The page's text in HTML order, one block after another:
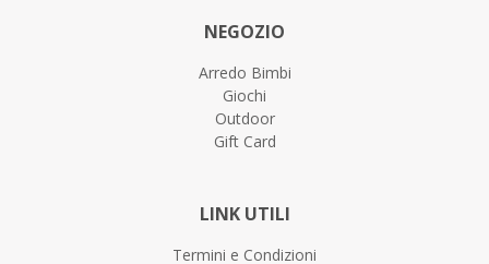
NEGOZIO
Arredo Bimbi
Giochi
Outdoor
Gift Card
LINK UTILI
Termini e Condizioni